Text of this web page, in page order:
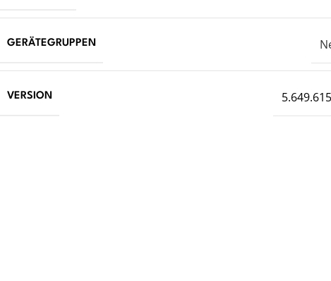
GERÄTEGRUPPEN
VERSION